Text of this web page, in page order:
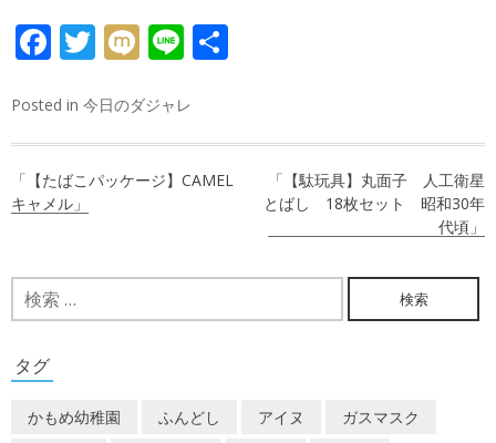
FACEBOOK
TWITTER
MIXILINE
Posted in 今日のダジャレ
稿
ビ
ゲ
ー
「【たばこパッケージ】CAMEL
キャメル」
「【駄玩具】丸面子 人工衛星
とばし 18枚セット 昭和30年
代頃」
検
索:
タグ
かもめ幼稚園 ふんどし アイヌ
ガスマスク